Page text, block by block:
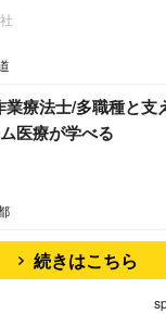
療法士/多職種と支
医療が学べる
続きはこちら